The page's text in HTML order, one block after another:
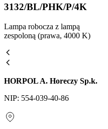
3132/BL/PHK/P/4K
Lampa robocza z lampą
zespoloną (prawa, 4000 K)
HORPOL A. Horeczy Sp.k.
NIP: 554-039-40-86